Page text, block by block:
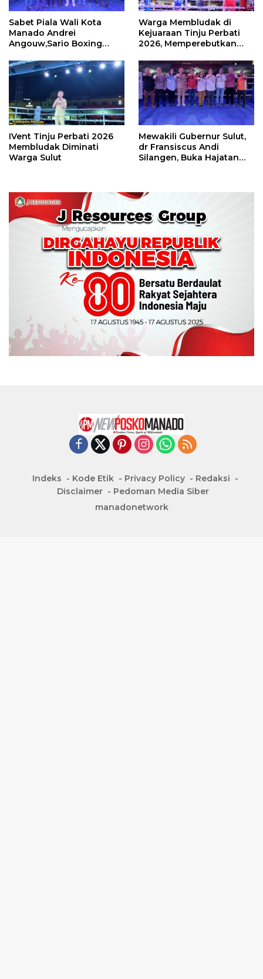
Sabet Piala Wali Kota
Manado Andrei
Angouw,Sario Boxing
Perbati 2026
Warga Membludak di
Kejuaraan Tinju Perbati
2026, Memperebutkan
IVent Tinju Perbati 2026
Membludak Diminati
Warga Sulut
Mewakili Gubernur Sulut,
dr Fransiscus Andi
Silangen, Buka Hajatan
Indeks Kode Etik Privacy Policy
Redaksi
Disclaimer
Pedoman Media Siber
manadonetwork